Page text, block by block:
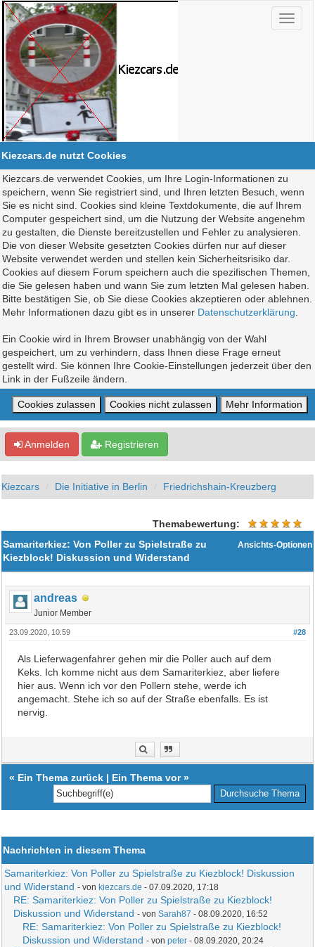
Kiezcars.de nutzt Cookies
Kiezcars.de verwendet Cookies, um Ihre Login-Informationen zu
speichern, wenn Sie registriert sind, und Ihren letzten Besuch, wenn
Sie es nicht sind. Cookies sind kleine Textdokumente, die auf Ihrem
Computer gespeichert sind, um die Nutzung der Website angenehm
zu gestalten, die Dienste bereitzustellen und Fehler zu analysieren.
Die von dieser Website gesetzten Cookies dürfen nur auf dieser
Website verwendet werden und stellen kein Sicherheitsrisiko dar.
Cookies auf diesem Forum speichern auch die spezifischen Themen,
die Sie gelesen haben und wann Sie zum letzten Mal gelesen haben.
Bitte bestätigen Sie, ob Sie diese Cookies akzeptieren oder ablehnen.
Mehr Informationen dazu gibt es in unserer Datenschutzerklärung
Ein Cookie wird in Ihrem Browser unabhängig von der Wahl
gespeichert, um zu verhindern, dass Ihnen diese Frage erneut
gestellt wird. Sie können Ihre Cookie-Einstellungen jederzeit über den
Link in der Fußzeile ändern.
Anmelden Registrieren
Kiezcars Die Initiative in Berlin Friedrichshain-Kreuzberg
Themabewertung:
Ansichts-Optionen
Samariterkiez: Von Poller zu Spielstraße zu
Kiezblock! Diskussion und Widerstand
andreas
Junior Member
#28
23.09.2020, 10:59
Als Lieferwagenfahrer gehen mir die Poller auch auf dem
Keks. Ich komme nicht aus dem Samariterkiez, aber liefere
hier aus. Wenn ich vor den Pollern stehe, werde ich
angemacht. Stehe ich so auf der Straße ebenfalls. Es ist
nervig.
« Ein Thema zurück | Ein Thema vor»
Nachrichten in diesem Thema
Samariterkiez: Von Poller zu Spielstraße zu Kiezblock! Diskussion
und Widerstand - von kiezcars.de - 07.09.2020, 17:18
RE: Samariterkiez: Von Poller zu Spielstraße zu Kiezblock!
Diskussion und Widerstand - vonSarah87 - 08.09.2020, 16:52
RE: Samariterkiez: Von Poller zu Spielstraße zu Kiezblock!
Diskussion und Widerstand - vonpeter - 08.09.2020, 20:24